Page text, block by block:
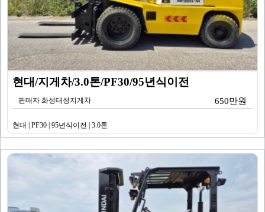
현대/지게차/3.0톤/PF30/95년식이전
판매자 화성태성지게차 650만원
현대 | PF30 | 95년식이전 | 3.0톤